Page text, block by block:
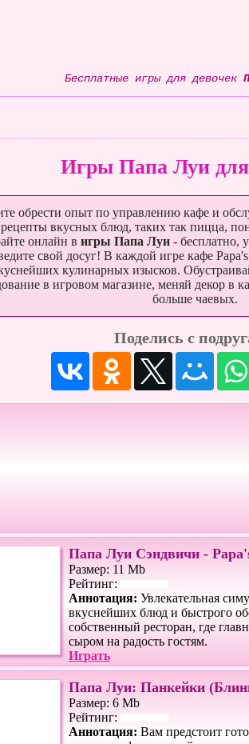
Бесплатные игры для девочек
Игры Папа Луи для
обрести опыт по управлению кафе и
рецепты вкусных блюд, таких так пицца,
онлайн в игры Папа Луи- бесплатно,
свой досуг! В каждой игре кафе
кулинарных изысков.
в игровом магазине, меняй декор в
больше чаевых.
Поделись с
Папа Луи Сэндвичи -
Размер: 11 Mb
Рейтинг:
Аннотация: Увлекательная
вкуснейших блюд и быстрого
собственный ресторан, где
сыром на радость гостям.
Играть
Папа Луи: Панкейки
Размер: 6 Mb
Рейтинг:
Аннотация: Вам предстоит
Венеция Шарики Любви